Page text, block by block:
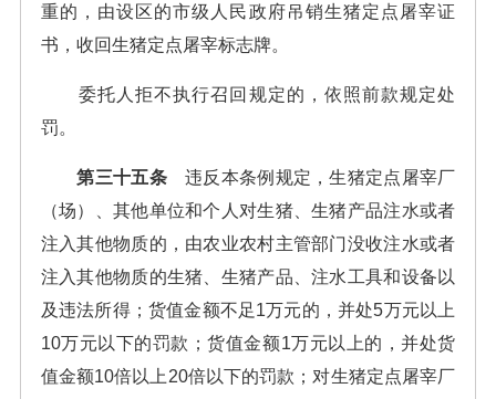
重的，由设区的市级人民政府吊销生猪定点屠宰证
书，收回生猪定点屠宰标志牌。
委托人拒不执行召回规定的，依照前款规定处
罚。
第三十五条违反本条例规定，生猪定点屠宰厂
（场）、其他单位和个人对生猪、生猪产品注水或者
注入其他物质的，由农业农村主管部门没收注水或者
注入其他物质的生猪、生猪产品、注水工具和设备以
及违法所得；货值金额不足1万元的，并处5万元以上
10万元以下的罚款；货值金额1万元以上的，并处货
值金额10倍以上20倍以下的罚款；对生猪定点屠宰厂